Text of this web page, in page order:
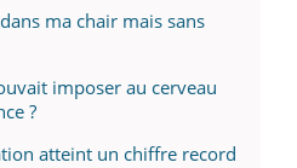
ma chair mais sans
imposer au cerveau
?
atteint un chiffre record